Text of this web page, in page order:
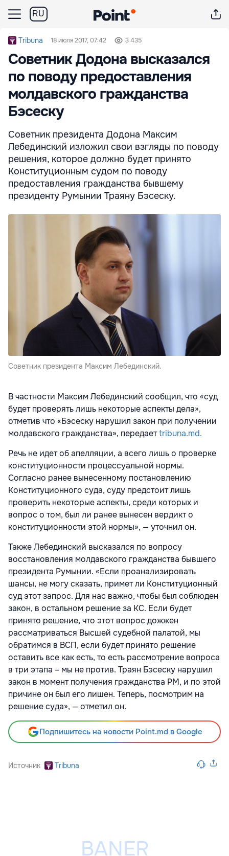
RU
Tribuna 18 июля 2017, 07:42 3 435
Советник Додона высказался
по поводу предоставления
молдавского гражданства
Бэсеску
Советник президента Додона Максим
Лебединский изложил свои взгляды по поводу
решения, которое должно будет принято
Конституционным судом по поводу
предоставления гражданства бывшему
президенту Румынии Траяну Бэсеску.
Советник президента Максим Лебединский.
В частности Максим Лебединский сообщил, что «суд
будет проверять лишь некоторые аспекты дела»,
отметив что «Бэсеску нарушил закон при получении
молдавского гражданства», передаетtribuna.md.
Речь не идет об апелляции, а всего лишь о проверке
конституционности процессуальной нормы.
Согласно ранее вынесенному постановлению
Конституционного суда, суду предстоит лишь
проверить некоторые аспекты, среди которых и
вопрос о том, был ли ранее вынесен вердикт о
конституционности этой нормы», — уточнил он.
Также Лебединский высказался по вопросу
восстановления молдавского гражданства бывшего
президента Румынии. «Если проанализировать
шансы, не могу сказать, примет ли Конституционный
суд этот запрос. Для нас важно, чтобы был соблюден
закон, в остальном решение за КС. Если будет
принято решение, что этот вопрос дожжен
рассматриваться Высшей судебной палатой, мы
обратимся в ВСП, если будет принято решение
оставить все как есть, то есть рассмотрение вопроса
в три этапа – мы не против. Траян Бэсеску нарушил
закон в момент получения гражданства РМ, и по этой
причине он был его лишен. Теперь, посмотрим на
решение суда», — отметил он.
Подпишитесь на новости Point.md в Google
Источник Tribuna